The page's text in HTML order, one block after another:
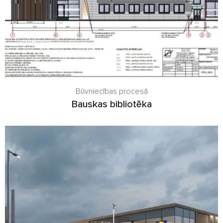
Būvniecības procesā
Bauskas bibliotēka